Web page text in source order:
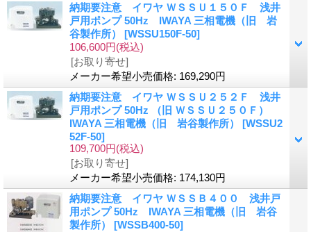
納期要注意 イワヤ ＷＳＳＵ１５０Ｆ 浅井
戸用ポンプ 50Hz IWAYA 三相電機（旧 岩
谷製作所） [WSSU150F-50]
106,600円(税込)
[お取り寄せ]
メーカー希望小売価格: 169,290円
納期要注意 イワヤ ＷＳＳＵ２５２Ｆ 浅井
戸用ポンプ 50Hz （旧 ＷＳＳＵ２５０Ｆ）
IWAYA 三相電機（旧 岩谷製作所） [WSSU2
52F-50]
109,700円(税込)
[お取り寄せ]
メーカー希望小売価格: 174,130円
納期要注意 イワヤ ＷＳＳＢ４００ 浅井戸
用ポンプ 50Hz IWAYA 三相電機（旧 岩谷
製作所） [WSSB400-50]